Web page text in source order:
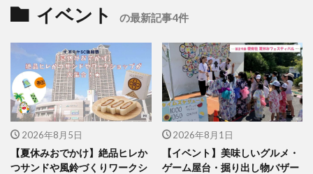
イベント の最新記事4件
2026年8月5日
【夏休みおでかけ】絶品ヒレか
つサンドや風鈴づくりワークシ
2026年8月1日
【イベント】美味しいグルメ・
ゲーム屋台・掘り出し物バザー